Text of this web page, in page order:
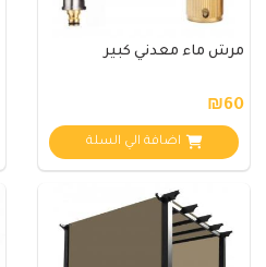
مرش ماء معدني كبير
₪60
اضافة الي السلة